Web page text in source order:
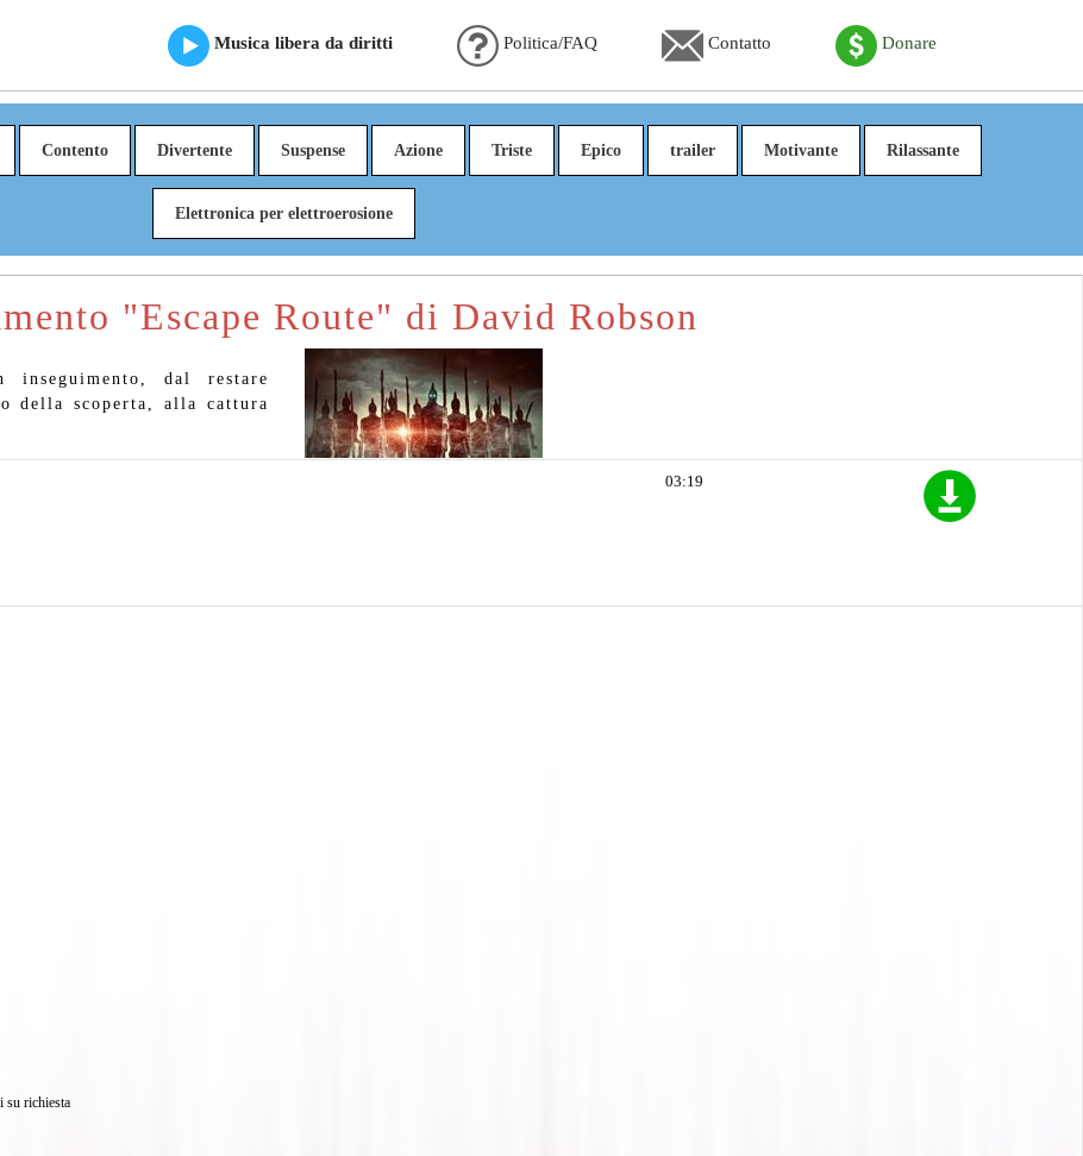
Musica libera da diritti Politica/FAQ Contatto Donare
Contento Divertente Suspense Azione Triste Epico trailer Motivante Rilassante
Elettronica per elettroerosione
"Escape Route" di David Robson
dal restare
della scoperta, alla cattura
03:19
su richiesta